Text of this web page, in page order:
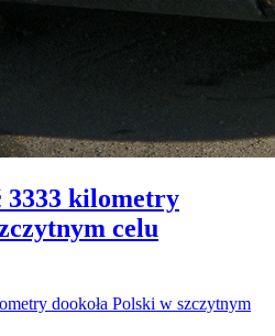
3333 kilometry
celu